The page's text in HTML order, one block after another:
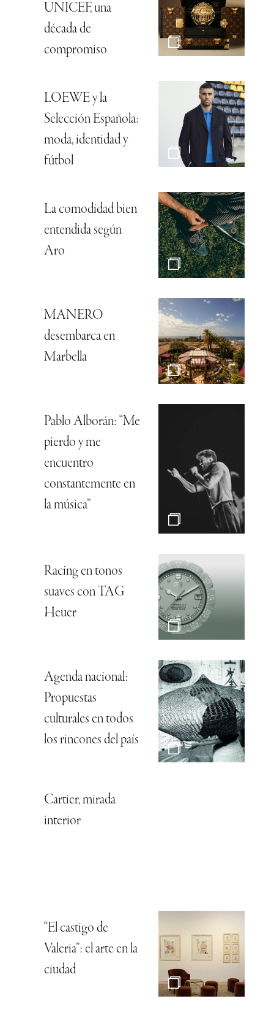
UNICEF, una
década de
compromiso
LOEWE y la
Selección Española:
moda, identidad y
fútbol
La comodidad bien
entendida según
Aro
MANERO
desembarca en
Marbella
Pablo Alborán: “Me
pierdo y me
encuentro
constantemente en
la música”
Racing en tonos
suaves con TAG
Heuer
Agenda nacional:
Propuestas
culturales en todos
los rincones del país
Cartier, mirada
interior
“El castigo de
Valeria”: el arte en la
ciudad